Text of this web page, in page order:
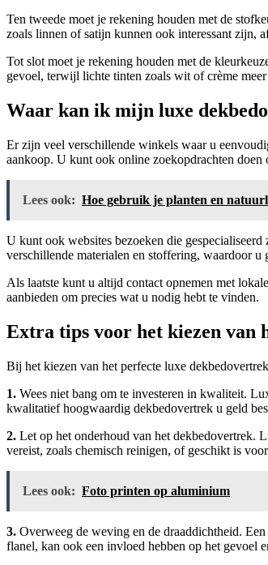
Ten tweede moet je rekening houden met de
zoals linnen of satijn kunnen ook interessant zijn,
Tot slot moet je rekening houden met de
gevoel, terwijl lichte tinten zoals wit of crème meer
Waar kan ik mijn luxe
Er zijn veel verschillende winkels waar u
aankoop. U kunt ook online zoekopdrachten doen
Lees ook: Hoe gebruik je planten en
U kunt ook websites bezoeken die
verschillende materialen en stoffering, waardoor
Als laatste kunt u altijd contact opnemen met
aanbieden om precies wat u nodig hebt te vinden.
Extra tips voor het kiezen van
Bij het kiezen van het perfecte luxe
1. Wees niet bang om te investeren in kwaliteit.
kwalitatief hoogwaardig dekbedovertrek u geld
2. Let op het onderhoud van het dekbedovertrek.
vereist, zoals chemisch reinigen, of geschikt is
Lees ook: Foto printen op aluminium
3. Overweeg de weving en de draaddichtheid.
flanel, kan ook een invloed hebben op het gevoel